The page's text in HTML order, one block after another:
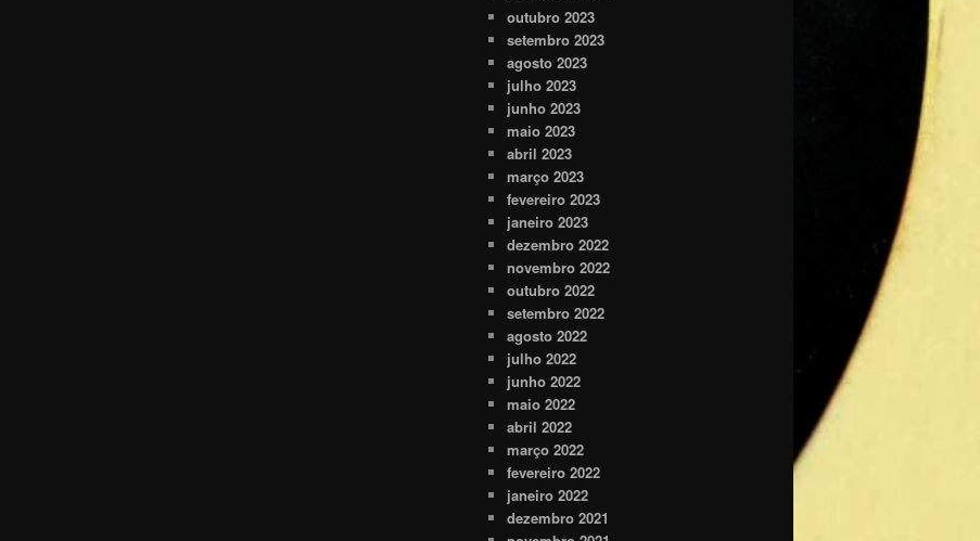
outubro 2023
setembro 2023
agosto 2023
julho 2023
junho 2023
maio 2023
abril 2023
março 2023
fevereiro 2023
janeiro 2023
dezembro 2022
novembro 2022
outubro 2022
setembro 2022
agosto 2022
julho 2022
junho 2022
maio 2022
abril 2022
março 2022
fevereiro 2022
janeiro 2022
dezembro 2021